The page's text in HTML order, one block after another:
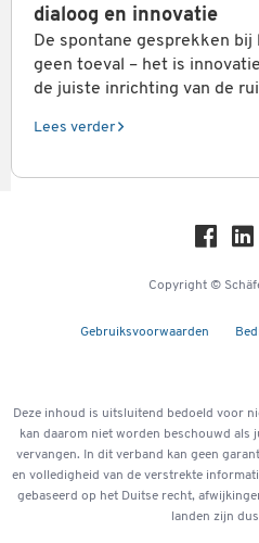
dialoog en innovatie
De spontane gesprekken
geen toeval – het is
de juiste inrichting van de
Lees verder
Copyright ©
Gebruiksvoorwaarden
Deze inhoud is uitsluitend bedoeld voor
kan daarom niet worden beschouwd als
vervangen. In dit verband kan geen
en volledigheid van de verstrekte
gebaseerd op het Duitse recht,
landen zijn